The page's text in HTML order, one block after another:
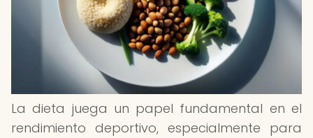
La dieta juega un papel fundamental en el
rendimiento deportivo, especialmente para